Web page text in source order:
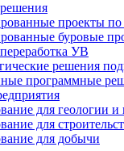
проекты по
буровые
УВ
решения
программные
для геологии и
для
для добычи